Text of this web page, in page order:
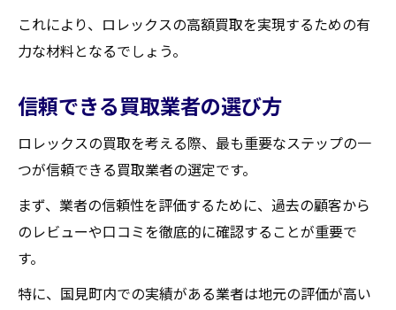
保証書や証明書の有効活用法
ロレックスを国見町で納得の価格で買取しても
査定基準を理解するためのポイント
最適な買取業者を選ぶ基準
信頼性の高い査定士の見つけ方
買取価格に影響を与える要素
買取後の手続きとその流れ
買取大吉セラビ白石店
これにより、ロレックスの高額買取を実現するための有
力な材料となるでしょう。
信頼できる買取業者の選び方
ロレックスの買取を考える際、最も重要なステップの一
つが信頼できる買取業者の選定です。
まず、業者の信頼性を評価するために、過去の顧客から
のレビューや口コミを徹底的に確認することが重要で
す。
特に、国見町内での実績がある業者は地元の評価が高い